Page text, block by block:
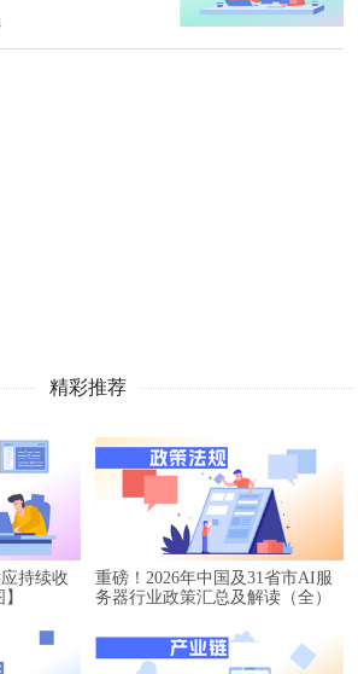
精彩推荐
持续收
重磅！2026年中国及31省市AI服
务器行业政策汇总及解读（全）